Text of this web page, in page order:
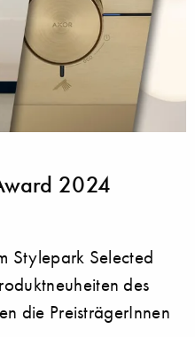
2024
Stylepark Selected
des
die PreisträgerInnen